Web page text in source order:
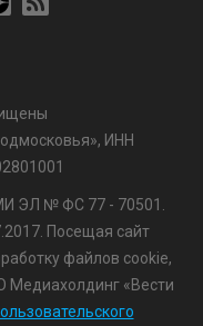
ИНН
ЭЛ № ФС 77 - 70501.
Посещая сайт
файлов cookie,
Медиахолдинг «Вести